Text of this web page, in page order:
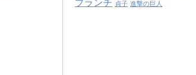
ブランチ 貞子 進撃の巨人